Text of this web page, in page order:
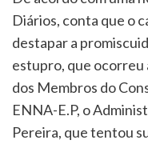
Diários, conta que o
destapar a
estupro, que ocorreu
dos Membros do
ENNA-E.P, o
Pereira, que tentou